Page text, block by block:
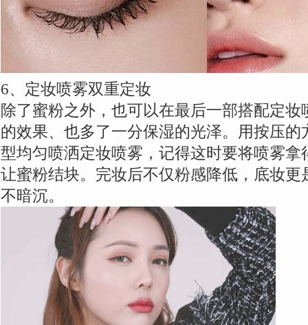
6、定妆喷雾双重定妆
除了蜜粉之外，也可以在最后一部搭配定
的效果、也多了一分保湿的光泽。用按压
型均匀喷洒定妆喷雾，记得这时要将喷雾
让蜜粉结块。完妆后不仅粉感降低，底妆
不暗沉。